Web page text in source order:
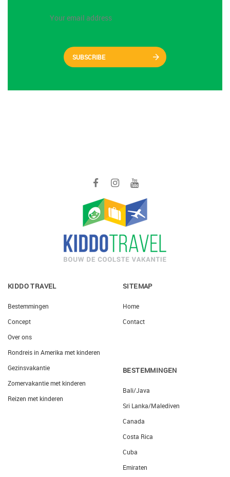
SUBSCRIBE
KIDDO TRAVEL
Bestemmingen
Concept
Over ons
Rondreis in Amerika met kinderen
Gezinsvakantie
Zomervakantie met kinderen
Reizen met kinderen
SITEMAP
Home
Contact
BESTEMMINGEN
Bali/Java
Sri Lanka/Malediven
Canada
Costa Rica
Cuba
Emiraten